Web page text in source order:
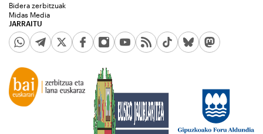
JARRAITU
Bidera zerbitzuak
Midas Media